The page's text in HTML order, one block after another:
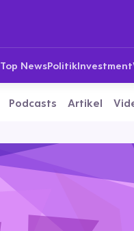
Top NewsPolitikInvestment
Podcasts Artikel